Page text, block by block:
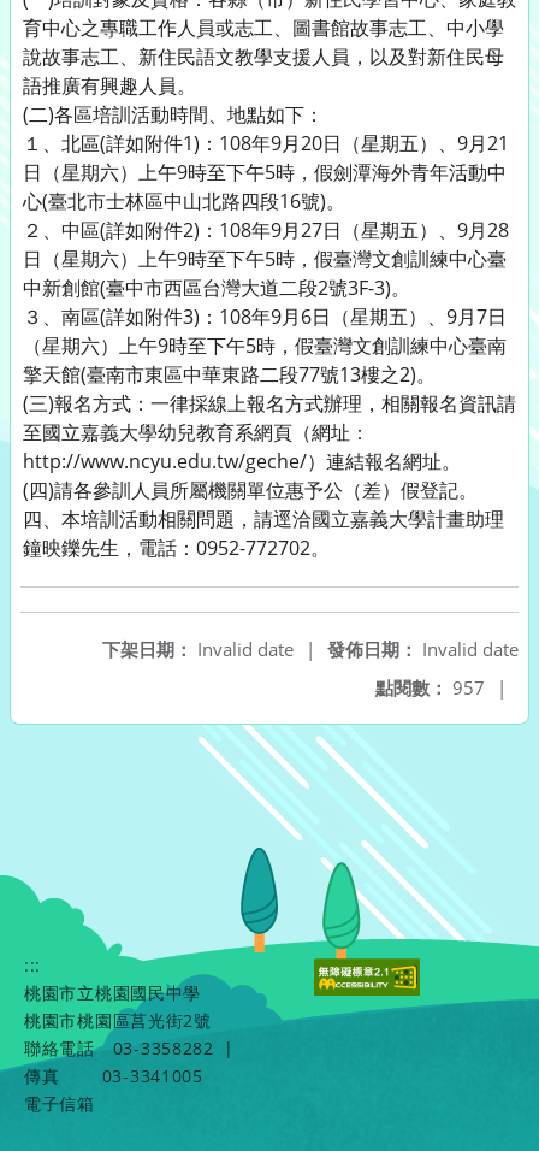
育中心之專職工作人員或志工、圖書館故事志工、中小學
說故事志工、新住民語文教學支援人員，以及對新住民母
語推廣有興趣人員。
(二)各區培訓活動時間、地點如下：
１、北區(詳如附件1)：108年9月20日（星期五）、9月21
日（星期六）上午9時至下午5時，假劍潭海外青年活動中
心(臺北市士林區中山北路四段16號)。
２、中區(詳如附件2)：108年9月27日（星期五）、9月28
日（星期六）上午9時至下午5時，假臺灣文創訓練中心臺
中新創館(臺中市西區台灣大道二段2號3F-3)。
３、南區(詳如附件3)：108年9月6日（星期五）、9月7日
（星期六）上午9時至下午5時，假臺灣文創訓練中心臺南
擎天館(臺南市東區中華東路二段77號13樓之2)。
(三)報名方式：一律採線上報名方式辦理，相關報名資訊請
至國立嘉義大學幼兒教育系網頁（網址：
http://www.ncyu.edu.tw/geche/）連結報名網址。
(四)請各參訓人員所屬機關單位惠予公（差）假登記。
四、本培訓活動相關問題，請逕洽國立嘉義大學計畫助理
鐘映鑠先生，電話：0952-772702。
發佈日期： Invalid date
下架日期： Invalid date
|
點閱數： 957 |
:::
桃園市立桃園國民中學
桃園市桃園區莒光街2號
聯絡電話
03-3358282
|
傳真
03-3341005
電子信箱